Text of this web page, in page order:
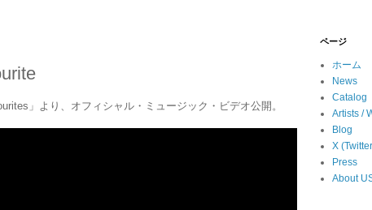
」より、オフィシャル・ミュージック・ビデオ公開。
ページ
ホーム
News
Catalog
Artists /
Blog
X
Press
About